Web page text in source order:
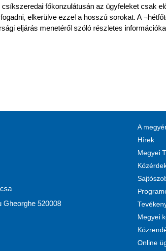
főkonzulátusán az ügyfeleket csak
elkerülve ezzel a hosszú sorokat. A
eljárás menetéről szóló részletes
Gheorghe 520008
A
Hírek
Megyei
Megyei
Online